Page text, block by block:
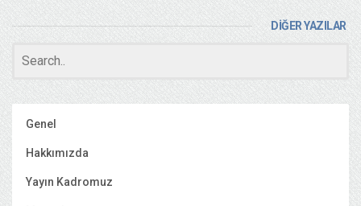
DİĞER YAZILAR
Genel
Hakkımızda
Yayın Kadromuz